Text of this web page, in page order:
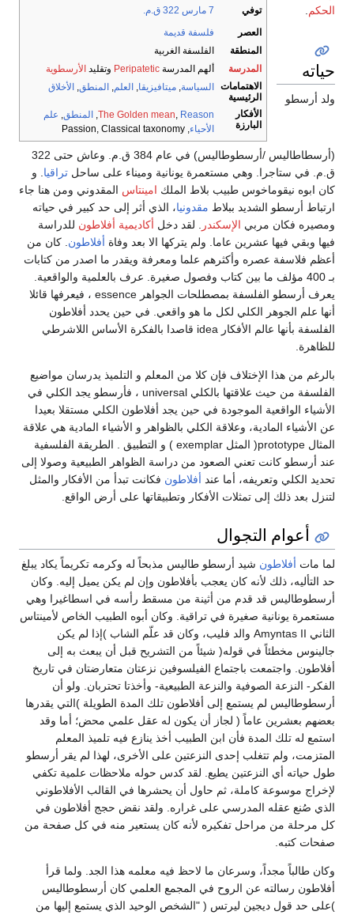
توفي
7 مارس
322 ق.م.
العصر
فلسفة قديمة
المنطقة
الفلسفة الغربية
المدرسة
ألهم المدرسة Peripatetic وتقليد الأرسطوية
الاهتمامات
الرئيسية
السياسة, ميتافيزيقا, العلم, المنطق, الأخلاق
الأفكار
البارزة
The Golden mean, Reason
, المنطق, علم
الأحياء, Passion, Classical taxonomy
الحكم
حياته
ولد أرسطو
(أرسطاطاليس /أرسطوطاليس) في عام 384 ق.م. وعاش حتى 322
ق.م. في ستاجرا. وهي مستعمرة يونانية وميناء على ساحل تراقيا. و
كان ابوه نيقوماخوس طبيب بلاط الملك امينتاس المقدوني ومن هنا جاء
ارتباط أرسطو الشديد ببلاط مقدونيا، الذي أثر إلى حد كبير في حياته
ومصيره فكان مربي الإسكندر . لقد دخل أكاديمية أفلاطون للدراسة
فيها وبقي فيها عشرين عاما. ولم يتركها الا بعد وفاة أفلاطون. كان من
أعظم فلاسفة عصره وأكثرهم علما ومعرفة ويقدر ما اصدر من كتابات
بـ 400 مؤلف ما بين كتاب وفصول صغيرة. عرف بالعلمية والواقعية.
يعرف أرسطو الفلسفة بمصطلحات الجواهر essence ، فيعرفها قائلا
أنها علم الجوهر الكلي لكل ما هو واقعي. في حين يحدد أفلاطون
الفلسفة بأنها عالم الأفكار idea قاصدا بالفكرة الأساس اللاشرطي
للظاهرة.
بالرغم من هذا الإختلاف فإن كلا من المعلم و التلميذ يدرسان مواضيع
الفلسفة من حيث علاقتها بالكلي universal ، فأرسطو يجد الكلي في
الأشياء الواقعية الموجودة في حين يجد أفلاطون الكلي مستقلا بعيدا
عن الأشياء المادية، وعلاقة الكلي بالظواهر و الأشياء المادية هي علاقة
المثال prototype( المثل exemplar ) و التطبيق . الطريقة الفلسفية
عند أرسطو كانت تعني الصعود من دراسة الظواهر الطبيعية وصولا إلى
تحديد الكلي وتعريفه، أما عند أفلاطون فكانت تبدأ من الأفكار والمثل
لتنزل بعد ذلك إلى تمثلات الأفكار وتطبيقاتها على أرض الواقع.
أعوام التجوال
لما مات أفلاطون شيد أرسطو طاليس مذبحاً له وكرمه تكريماً يكاد يبلغ
حد التأليه، ذلك لأنه كان يعجب بأفلاطون وإن لم يكن يميل إليه. وكان
أرسطوطاليس قد قدم من أثينة من مسقط رأسه في اسطاغيرا وهي
مستعمرة يونانية صغيرة في تراقية. وكان أبوه الطبيب الخاص لأمينتاس
الثاني Amyntas II والد فليب، وكان قد علّم الشاب )إذا لم يكن
جالينوس مخطئاً في قوله( شيئاً من التشريح قبل أن يبعث به إلى
أفلاطون. واجتمعت باجتماع الفيلسوفين نزعتان متعارضتان في تاريخ
الفكر- النزعة الصوفية والنزعة الطبيعية- وأخذتا تحتربان. ولو أن
أرسطوطاليس لم يستمع إلى أفلاطون تلك المدة الطويلة )التي يقدرها
بعضهم بعشرين عاماً ( لجاز أن يكون له عقل علمي محض؛ أما وقد
استمع له تلك المدة فأن ابن الطبيب أخذ ينازع فيه تلميذ المعلم
المتزمت، ولم تتغلب إحدى النزعتين على الأخرى، لهذا لم يقر أرسطو
طول حياته أي النزعتين يطيع. لقد كدس حوله ملاحظات علمية تكفي
لإخراج موسوعة كاملة، ثم حاول أن يحشرها في القالب الأفلاطوني
الذي صُنع عقله المدرسي على غراره. ولقد نقض حجج أفلاطون في
كل مرحلة من مراحل تفكيره لأنه كان يستعير منه في كل صفحة من
صفحات كتبه.
وكان طالباً مجداً، وسرعان ما لاحظ فيه معلمه هذا الجد. ولما قرأ
أفلاطون رسالته عن الروح في المجمع العلمي كان أرسطوطاليس
)على حد قول ديجين ليرتس ( "الشخص الوحيد الذي يستمع إليها من